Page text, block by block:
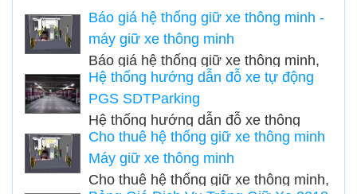
Báo giá hệ thống giữ xe thông minh -
máy giữ xe thông minh
Báo giá hệ thống giữ xe thông minh,
báo giá máy giữ xe thông minh - Cung
cấp lắp đặt hệ thống giữ xe thông
minh...
Hệ thống hướng dẫn đỗ xe tự động
PGS SDTParking
Hệ thống hướng dẫn đỗ xe thông
minh tự động hay còn gọi là hệ thống
báo chỗ trống tầng hầm được sử
dụng cho các bãi đỗ xe ô tô có lượng
Cho thuê hệ thống giữ xe thông minh
Máy giữ xe thông minh
Cho thuê hệ thống giữ xe thông minh,